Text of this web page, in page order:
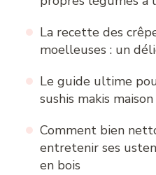
La recette des
moelleuses : un
Le guide ultime
sushis makis maison
Comment bien
entretenir ses
en bois